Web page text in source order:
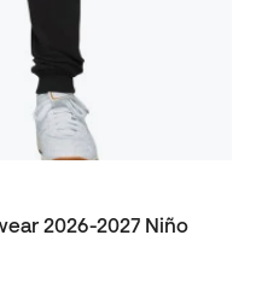
2026-2027 Niño